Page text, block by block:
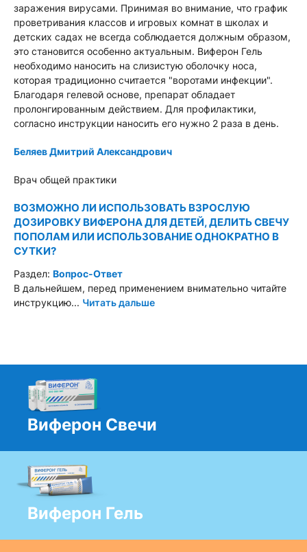
Виферон Свечи
Виферон Гель
заражения вирусами. Принимая во внимание, что график
проветривания классов и игровых комнат в школах и
детских садах не всегда соблюдается должным образом,
это становится особенно актуальным. Виферон Гель
необходимо наносить на слизистую оболочку носа,
которая традиционно считается "воротами инфекции".
Благодаря гелевой основе, препарат обладает
пролонгированным действием. Для профилактики,
согласно инструкции наносить его нужно 2 раза в день.
Беляев Дмитрий Александрович
Врач общей практики
ВОЗМОЖНО ЛИ ИСПОЛЬЗОВАТЬ ВЗРОСЛУЮ
ДОЗИРОВКУ ВИФЕРОНА ДЛЯ ДЕТЕЙ, ДЕЛИТЬ СВЕЧУ
ПОПОЛАМ ИЛИ ИСПОЛЬЗОВАНИЕ ОДНОКРАТНО В
СУТКИ?
Раздел: Вопрос-Ответ
В дальнейшем, перед применением внимательно читайте
инструкцию... Читать дальше